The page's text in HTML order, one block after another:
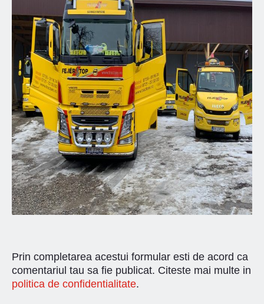
Prin completarea acestui formular esti de acord ca
comentariul tau sa fie publicat. Citeste mai multe in
politica de confidentialitate.